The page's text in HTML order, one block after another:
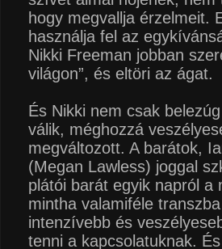
hogy megvallja érzelmeit.
használja fel az
Nikki Freeman jobban
világon”, és eltöri az ágat.
És Nikki nem csak
válik, méghozzá
megváltozott. A barátok,
(Megan Lawless) joggal
plátói barát egyik napról a
mintha valamiféle
intenzívebb és
tenni a kapcsolatuknak.